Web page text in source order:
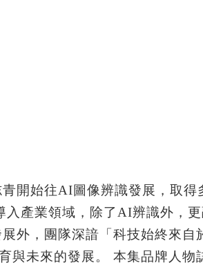
開始往AI圖像辨識發展，取
產業領域，除了AI辨識外，
外，團隊深諳「科技始終來自
未來的發展。 本集品牌人物